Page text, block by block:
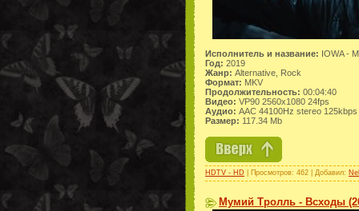
Исполнитель и название: IOWA -
Год: 2019
Жанр: Alternative, Rock
Формат: MKV
Продолжительность: 00:04:40
Видео: VP90 2560x1080 24fps
Аудио: AAC 44100Hz stereo 125kbps
Размер: 117.34 Mb
HDTV - HD | Просмотров: 462 | Добавил:
Мумий Тролль - Всходы